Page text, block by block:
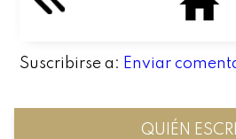
Suscribirse a: Enviar
QUIÉN